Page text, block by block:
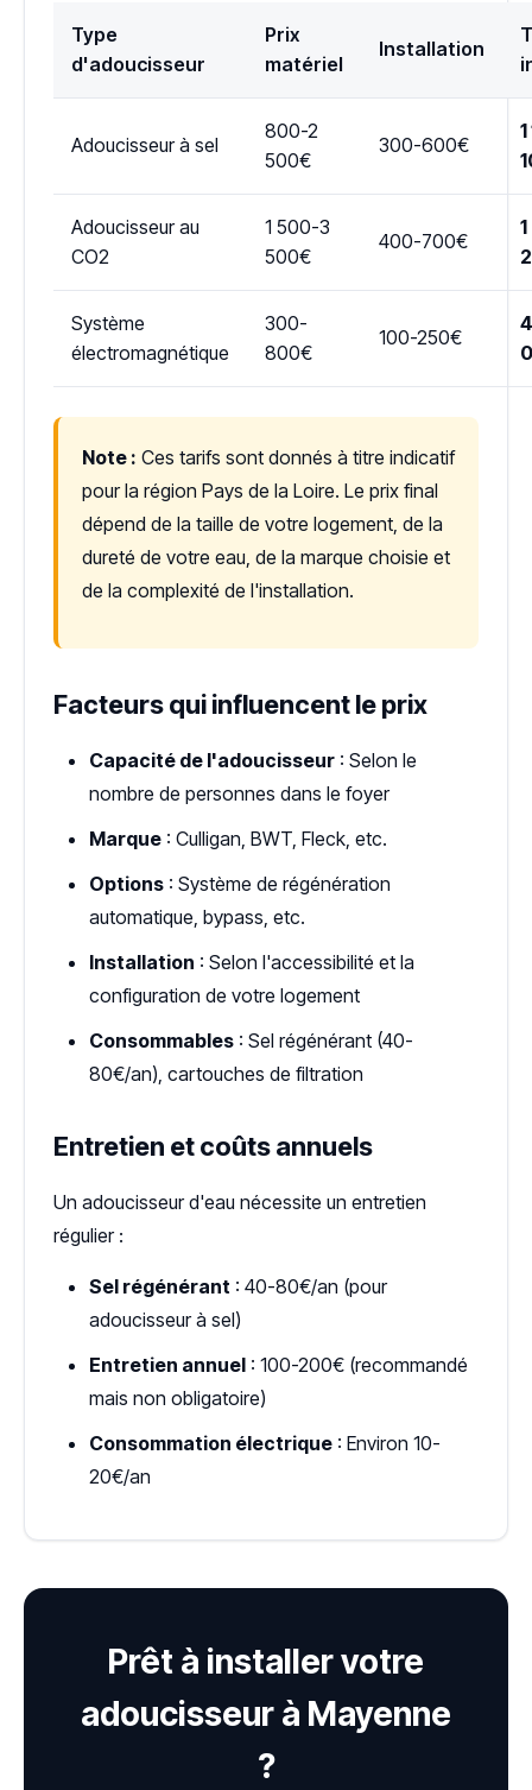
Type
d'adoucisseur
Prix
matériel
Installation
Adoucisseur à sel
800-2
500€
300-600€
Adoucisseur au
CO2
1 500-3
500€
400-700€
Système
électromagnétique
300-
800€
100-250€
Note : Ces tarifs sont donnés à titre indicatif
pour la région Pays de la Loire. Le prix final
dépend de la taille de votre logement, de la
dureté de votre eau, de la marque choisie et
de la complexité de l'installation.
Facteurs qui influencent le prix
Capacité de l'adoucisseur : Selon le
nombre de personnes dans le foyer
Marque : Culligan, BWT, Fleck, etc.
Options : Système de régénération
automatique, bypass, etc.
Installation : Selon l'accessibilité et la
configuration de votre logement
Consommables : Sel régénérant (40-
80€/an), cartouches de filtration
Entretien et coûts annuels
Un adoucisseur d'eau nécessite un entretien
régulier :
Sel régénérant : 40-80€/an (pour
adoucisseur à sel)
Entretien annuel : 100-200€ (recommandé
mais non obligatoire)
Consommation électrique : Environ 10-
20€/an
Prêt à installer votre
adoucisseur à Mayenne
?